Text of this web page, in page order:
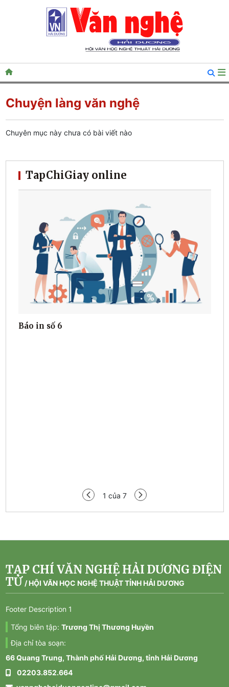
Chuyện làng văn nghệ
Chuyên mục này chưa có bài viết nào
TapChiGiay online
Báo in số 6
1 của 7
TẠP CHÍ VĂN NGHỆ HẢI DƯƠNG ĐIỆN
TỬ /HỘI VĂN HỌC NGHỆ THUẬT TỈNH HẢI DƯƠNG
Footer Description 1
Tổng biên tập: Trương Thị Thương Huyền
Địa chỉ tòa soạn:
66 Quang Trung, Thành phố Hải Dương, tỉnh Hải Dương
02203.852.664